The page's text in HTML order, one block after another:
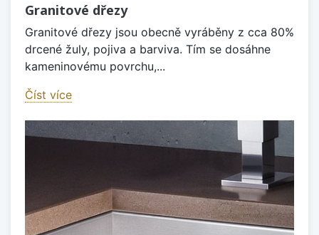
Granitové dřezy
Granitové dřezy jsou obecně vyráběny z cca 80%
drcené žuly, pojiva a barviva. Tím se dosáhne
kameninovému povrchu,...
Číst více